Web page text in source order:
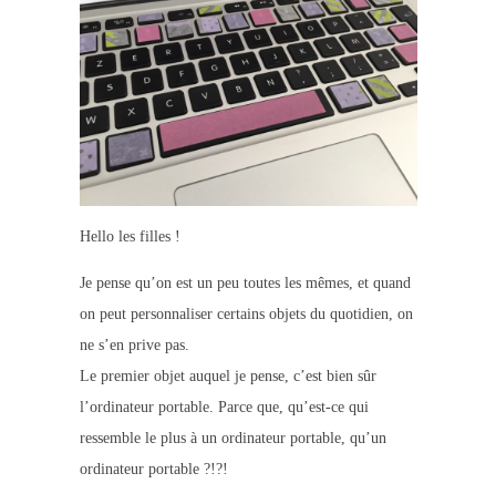
Hello les filles !
Je pense qu’on est un peu toutes les mêmes, et quand
on peut personnaliser certains objets du quotidien, on
ne s’en prive pas.
Le premier objet auquel je pense, c’est bien sûr
l’ordinateur portable. Parce que, qu’est-ce qui
ressemble le plus à un ordinateur portable, qu’un
ordinateur portable ?!?!